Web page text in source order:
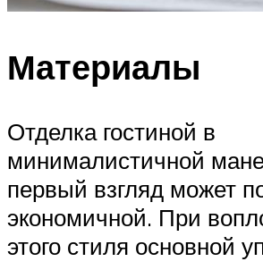
Материалы
Отделка гостиной в
минималистичной
первый взгляд может
экономичной. При
этого стиля основной